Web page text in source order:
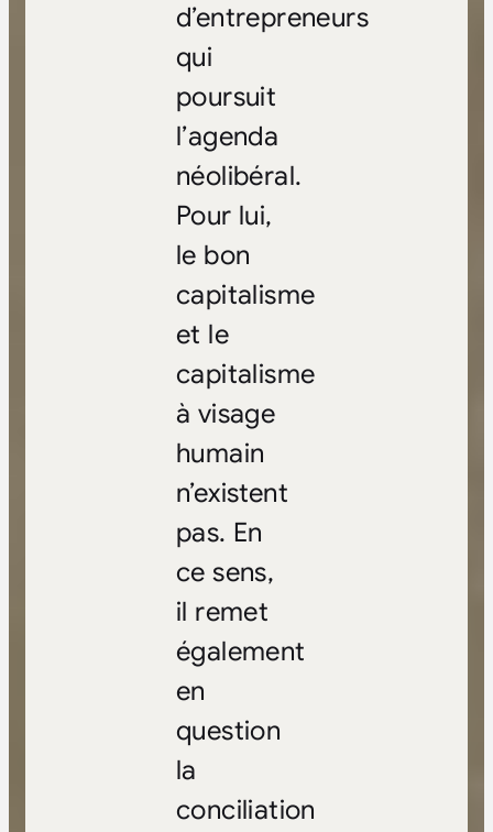
d’entrepreneurs
qui
poursuit
l’agenda
néolibéral.
Pour lui,
le bon
capitalisme
et le
capitalisme
à visage
humain
n’existent
pas. En
ce sens,
il remet
également
en
question
la
conciliation